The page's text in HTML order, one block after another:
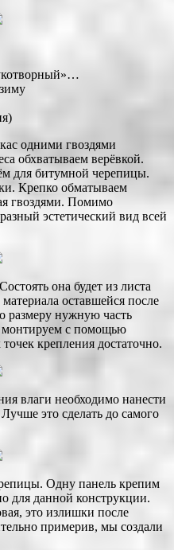
одними гвоздями
обхватываем верёвкой.
для битумной черепицы.
Крепко обматываем
гвоздями. Помимо
эстетический вид всей
она будет из листа
оставшейся после
размеру нужную часть
с помощью
крепления достаточно.
влаги необходимо нанести
это сделать до самого
Одну панель крепим
для данной конструкции.
это излишки после
примерив, мы создали